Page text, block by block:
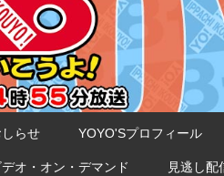
しらせ YOYO'Sプロフィール
デオ・オン・デマンド 見逃し配